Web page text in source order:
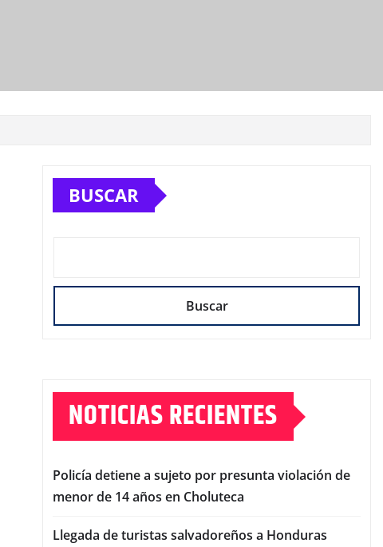
BUSCAR
Buscar
NOTICIAS RECIENTES
Policía detiene a sujeto por presunta violación de
menor de 14 años en Choluteca
Llegada de turistas salvadoreños a Honduras